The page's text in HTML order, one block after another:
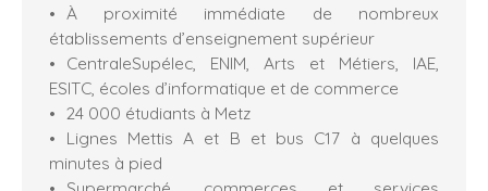
À proximité immédiate de nombreux
établissements d’enseignement supérieur
CentraleSupélec, ENIM, Arts et Métiers, IAE,
ESITC, écoles d’informatique et de commerce
24 000 étudiants à Metz
Lignes Mettis A et B et bus C17 à quelques
minutes à pied